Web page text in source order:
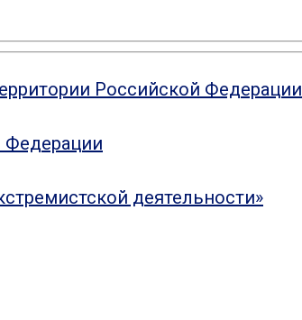
Российской Федерации
Федерации
деятельности»